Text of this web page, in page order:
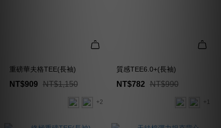
重磅華夫格TEE(長袖)
NT$909 NT$1,150
+2
質感TEE6.0+(長袖)
NT$782 NT$990
+1